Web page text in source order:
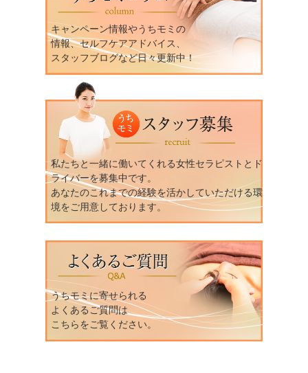
キャンペーン情報やうちモミの
情報、セルフケアアドバイス、
スタッフブログなど日々更新中！
私たちと一緒に働いてくれる女性セラピストとド
ライバーを募集中です。
あなたのこれまでの経験を活かしていただける環
境をご用意しております。
うちモミに寄せられる
よくあるご質問は
こちらをご覧ください。